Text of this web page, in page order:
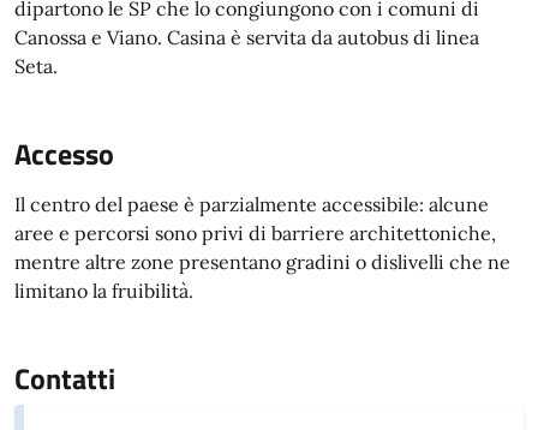
dipartono le SP che lo congiungono con i comuni di
Canossa e Viano. Casina è servita da autobus di linea
Seta.
Accesso
Il centro del paese è parzialmente accessibile: alcune
aree e percorsi sono privi di barriere architettoniche,
mentre altre zone presentano gradini o dislivelli che ne
limitano la fruibilità.
Contatti